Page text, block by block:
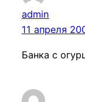
admin
11 апреля
Банка с